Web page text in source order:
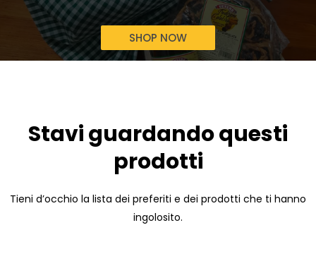
SHOP NOW
Stavi guardando questi
prodotti
Tieni d’occhio la lista dei preferiti e dei prodotti che ti hanno
ingolosito.